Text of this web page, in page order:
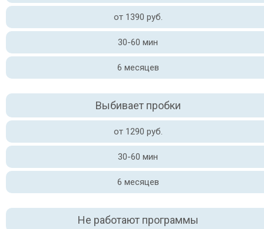
от 1390 руб.
30-60 мин
6 месяцев
Выбивает пробки
от 1290 руб.
30-60 мин
6 месяцев
Не работают программы